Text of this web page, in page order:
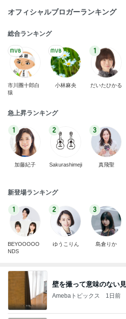
オフィシャルブロガーランキング
総合ランキング
市川團十郎白
猿
小林麻央
1
だいたひかる
急上昇ランキング
1
加藤紀子
2
Sakurashimeji
3
真飛聖
新登場ランキング
1
BEYOOOOO
NDS
2
ゆうこりん
3
島倉りか
壁を撮って意味のない
Amebaトピックス 1日前